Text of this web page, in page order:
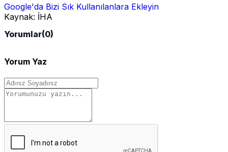
Google'da Bizi Sık Kullanılanlara Ekleyin
Kaynak: İHA
Yorumlar(0)
Yorum Yaz